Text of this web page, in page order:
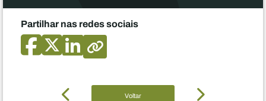
Partilhar nas redes sociais
Voltar